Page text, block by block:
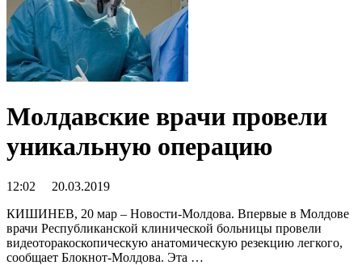
Молдавские врачи провели
уникальную операцию
12:02 20.03.2019
КИШИНЕВ, 20 мар – Новости-Молдова. Впервые в Молдове
врачи Республиканской клинической больницы провели
видеоторакоскопическую анатомическую резекцию легкого,
сообщает Блокнот-Молдова. Эта …